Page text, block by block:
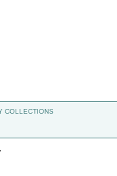
COLLECTIONS